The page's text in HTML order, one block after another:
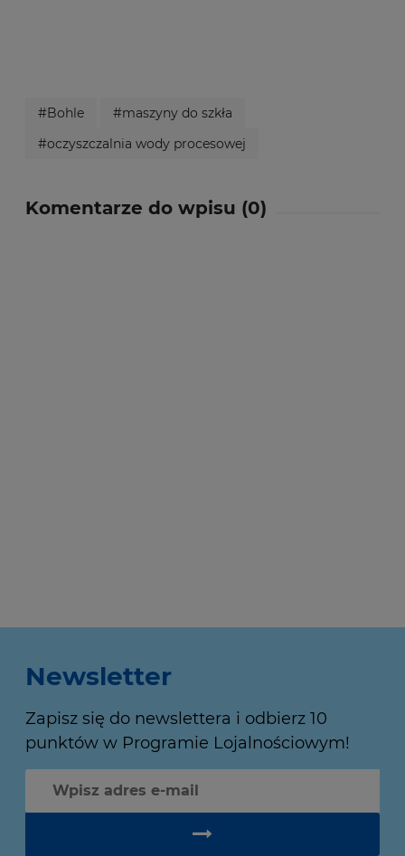
#Bohle
#maszyny do szkła
#oczyszczalnia wody procesowej
Komentarze do wpisu (0)
Newsletter
Zapisz się do newslettera i odbierz 10
punktów w Programie Lojalnościowym!